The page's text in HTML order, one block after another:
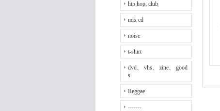
hip hop, club
mix cd
noise
t-shirt
dvd、 vhs、 zine、 good
s
Reggae
-------